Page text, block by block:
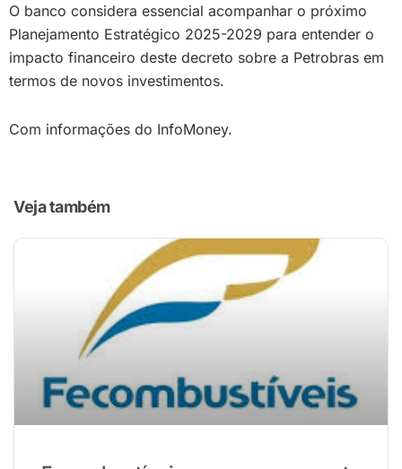
O banco considera essencial acompanhar o próximo
Planejamento Estratégico 2025-2029 para entender o
impacto financeiro deste decreto sobre a Petrobras em
termos de novos investimentos.
Com informações do InfoMoney.
Veja também